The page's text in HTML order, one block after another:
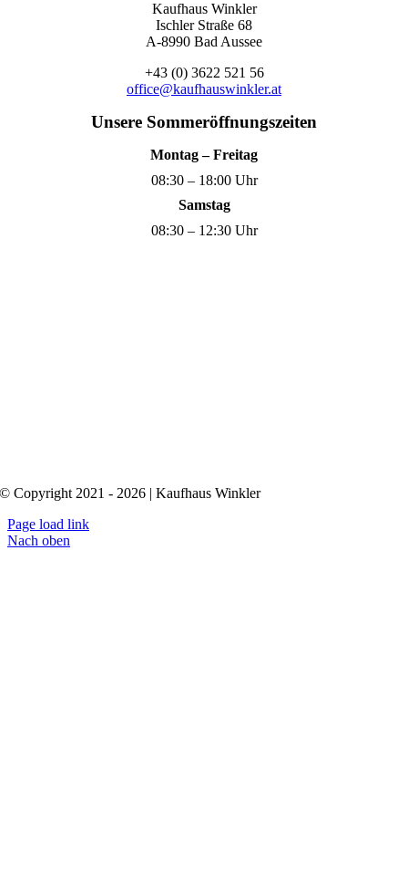
Kaufhaus Winkler
Ischler Straße 68
A-8990 Bad Aussee
+43 (0) 3622 521 56
office@kaufhauswinkler.at
Unsere Sommeröffnungszeiten
Montag – Freitag
08:30 – 18:00 Uhr
Samstag
08:30 – 12:30 Uhr
© Copyright 2021 - 2026 | Kaufhaus Winkler
Page load link
Nach oben